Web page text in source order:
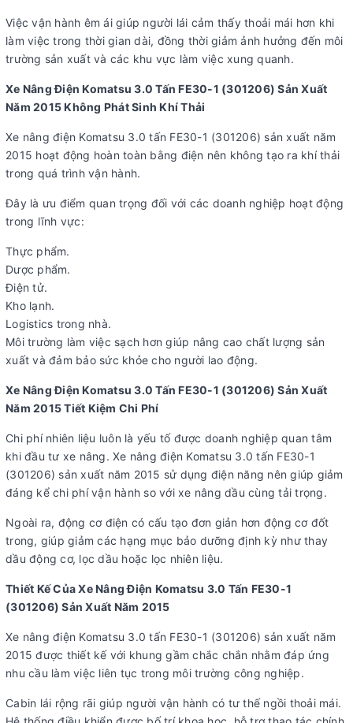
Việc vận hành êm ái giúp người lái cảm thấy thoải mái hơn khi
làm việc trong thời gian dài, đồng thời giảm ảnh hưởng đến môi
trường sản xuất và các khu vực làm việc xung quanh.
Xe Nâng Điện Komatsu 3.0 Tấn FE30-1 (301206) Sản Xuất
Năm 2015 Không Phát Sinh Khí Thải
Xe nâng điện Komatsu 3.0 tấn FE30-1 (301206) sản xuất năm
2015 hoạt động hoàn toàn bằng điện nên không tạo ra khí thải
trong quá trình vận hành.
Đây là ưu điểm quan trọng đối với các doanh nghiệp hoạt động
trong lĩnh vực:
Thực phẩm.
Dược phẩm.
Điện tử.
Kho lạnh.
Logistics trong nhà.
Môi trường làm việc sạch hơn giúp nâng cao chất lượng sản
xuất và đảm bảo sức khỏe cho người lao động.
Xe Nâng Điện Komatsu 3.0 Tấn FE30-1 (301206) Sản Xuất
Năm 2015 Tiết Kiệm Chi Phí
Chi phí nhiên liệu luôn là yếu tố được doanh nghiệp quan tâm
khi đầu tư xe nâng. Xe nâng điện Komatsu 3.0 tấn FE30-1
(301206) sản xuất năm 2015 sử dụng điện năng nên giúp giảm
đáng kể chi phí vận hành so với xe nâng dầu cùng tải trọng.
Ngoài ra, động cơ điện có cấu tạo đơn giản hơn động cơ đốt
trong, giúp giảm các hạng mục bảo dưỡng định kỳ như thay
dầu động cơ, lọc dầu hoặc lọc nhiên liệu.
Thiết Kế Của Xe Nâng Điện Komatsu 3.0 Tấn FE30-1
(301206) Sản Xuất Năm 2015
Xe nâng điện Komatsu 3.0 tấn FE30-1 (301206) sản xuất năm
2015 được thiết kế với khung gầm chắc chắn nhằm đáp ứng
nhu cầu làm việc liên tục trong môi trường công nghiệp.
Cabin lái rộng rãi giúp người vận hành có tư thế ngồi thoải mái.